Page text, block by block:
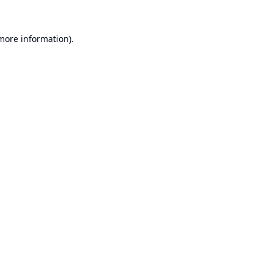
information).